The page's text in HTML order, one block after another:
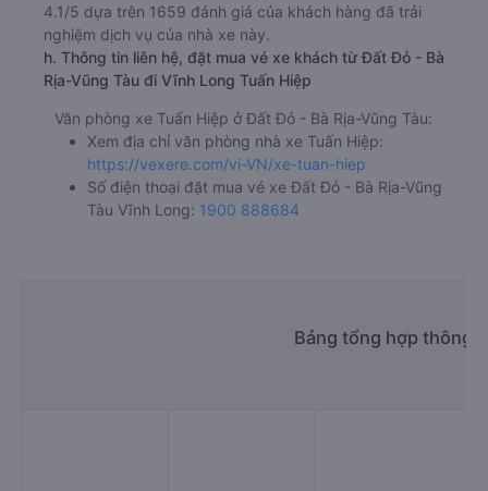
4.1/5 dựa trên 1659 đánh giá của khách hàng đã trải
nghiệm dịch vụ của nhà xe này.
h. Thông tin liên hệ, đặt mua vé xe khách từ Đất Đỏ - Bà
Rịa-Vũng Tàu đi Vĩnh Long Tuấn Hiệp
Văn phòng xe Tuấn Hiệp ở Đất Đỏ - Bà Rịa-Vũng Tàu:
Xem địa chỉ văn phòng nhà xe Tuấn Hiệp:
https://vexere.com/vi-VN/xe-tuan-hiep
Số điện thoại đặt mua vé xe Đất Đỏ - Bà Rịa-Vũng
Tàu Vĩnh Long: 1900 888684
Bảng tổng hợp thông